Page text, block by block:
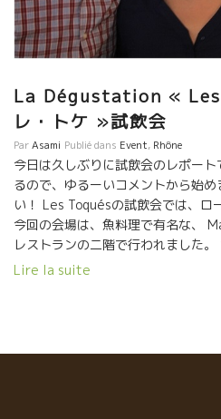
La Dégustation «
レ・トケ »試飲会
ParAsami Publié dans Event, Rhône
今日は久しぶりに試飲会のレポー
るので、ゆるーいコメントから始
い！ Les Toquésの試飲会では、ロ
今回の会場は、魚料理で有名な、
レストランの二階で行われました
トランは、オスマニアン・スタイル
Lire la suite